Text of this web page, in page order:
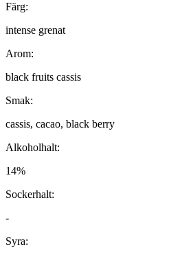
Färg:
intense grenat
Arom:
black fruits cassis
Smak:
cassis, cacao, black berry
Alkoholhalt:
14%
Sockerhalt:
-
Syra: